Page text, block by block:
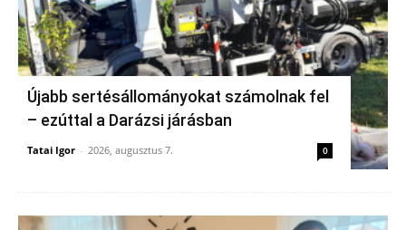
Újabb sertésállományokat számolnak fel
– ezúttal a Darázsi járásban
Tatai Igor - 2026, augusztus 7. 0